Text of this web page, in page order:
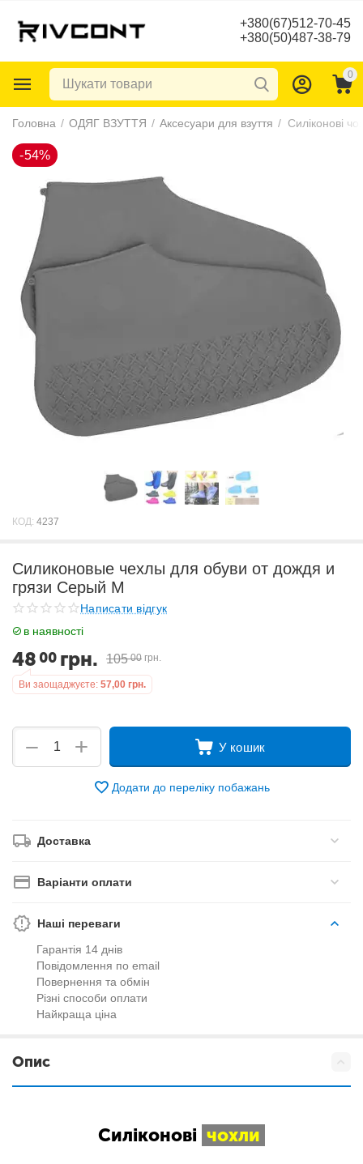
+380(67)512-70-45
+380(50)487-38-79
0
Головна / ОДЯГ ВЗУТТЯ / Аксесуари для взуття /
КОД: 4237
Силиконовые чехлы для обуви от дождя и
грязи Серый М
Написати відгук
в наявності
48 00 грн. 105 00 грн.
Ви заощаджуєте: 57,00 грн.
+
− У кошик
Додати до переліку побажань
Доставка
Варіанти оплати
Наші переваги
Гарантія 14 днів
Повідомлення по email
Повернення та обмін
Різні способи оплати
Найкраща ціна
Опис
Силіконові чохли